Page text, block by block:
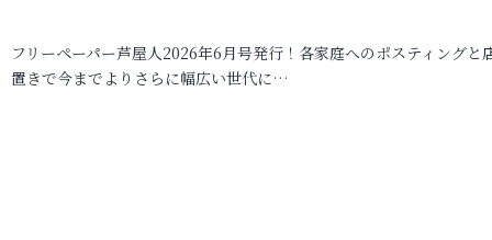
フリーペーパー芦屋人2026年6月号発行！各家庭へのポスティングと
置きで今までよりさらに幅広い世代に…